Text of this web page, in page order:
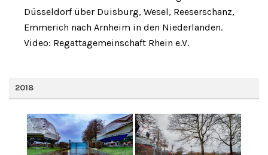
Düsseldorf über Duisburg, Wesel, Reeserschanz,
Emmerich nach Arnheim in den Niederlanden.
Video: Regattagemeinschaft Rhein e.V.
2018